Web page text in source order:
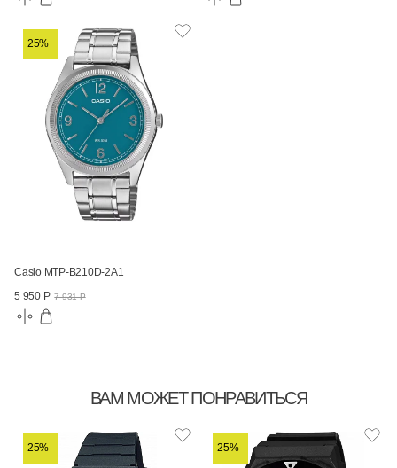
25%
Casio MTP-B210D-2A1
5 950 Р 7 931 Р
ВАМ МОЖЕТ ПОНРАВИТЬСЯ
25% 25%